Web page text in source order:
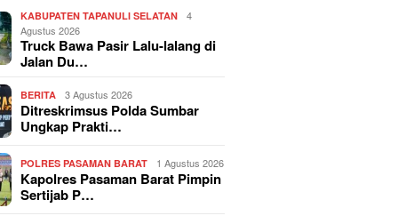
KABUPATEN TAPANULI SELATAN
4
Agustus 2026
Truck Bawa Pasir Lalu-lalang di
Jalan Du…
BERITA 3 Agustus 2026
Ditreskrimsus Polda Sumbar
Ungkap Prakti…
POLRES PASAMAN BARAT 1 Agustus 2026
Kapolres Pasaman Barat Pimpin
Sertijab P…